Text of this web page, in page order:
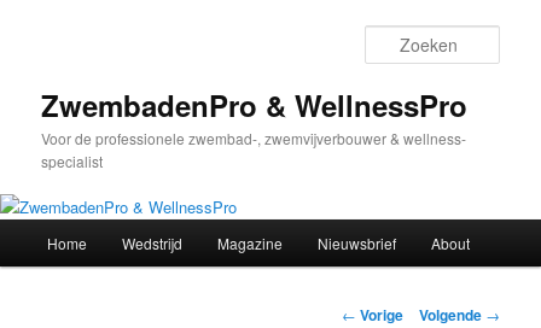
inhoudZwembadenPro & WellnessPro
Voor de professionele zwembad-, zwemvijverbouwer & wellness-
specialist
Home Wedstrijd Magazine Nieuwsbrief About
Bericht
← Vorige Volgende →